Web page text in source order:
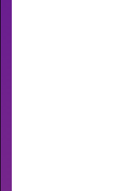
JONG
Operette,